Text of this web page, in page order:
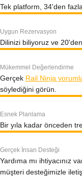
Tek platform, 34'den
Uygun Rezervasyon
Dilinizi biliyoruz ve
Mükemmel Değerlendirme
Gerçek Rail Ninja
söylediğini görün.
Esnek Planlama
Bir yıla kadar önceden
Gerçek İnsan Desteği
Yardıma mı ihtiyacınız
müşteri desteğimizle